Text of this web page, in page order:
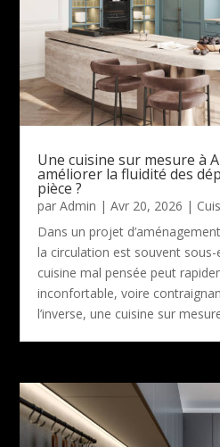
Une cuisine sur mesure à
améliorer la fluidité des
pièce ?
parAdmin |Avr 20, 2026 |
Dans un projet
la circulation est souvent
cuisine mal pensée peut
inconfortable, voire
l’inverse, une cuisine sur